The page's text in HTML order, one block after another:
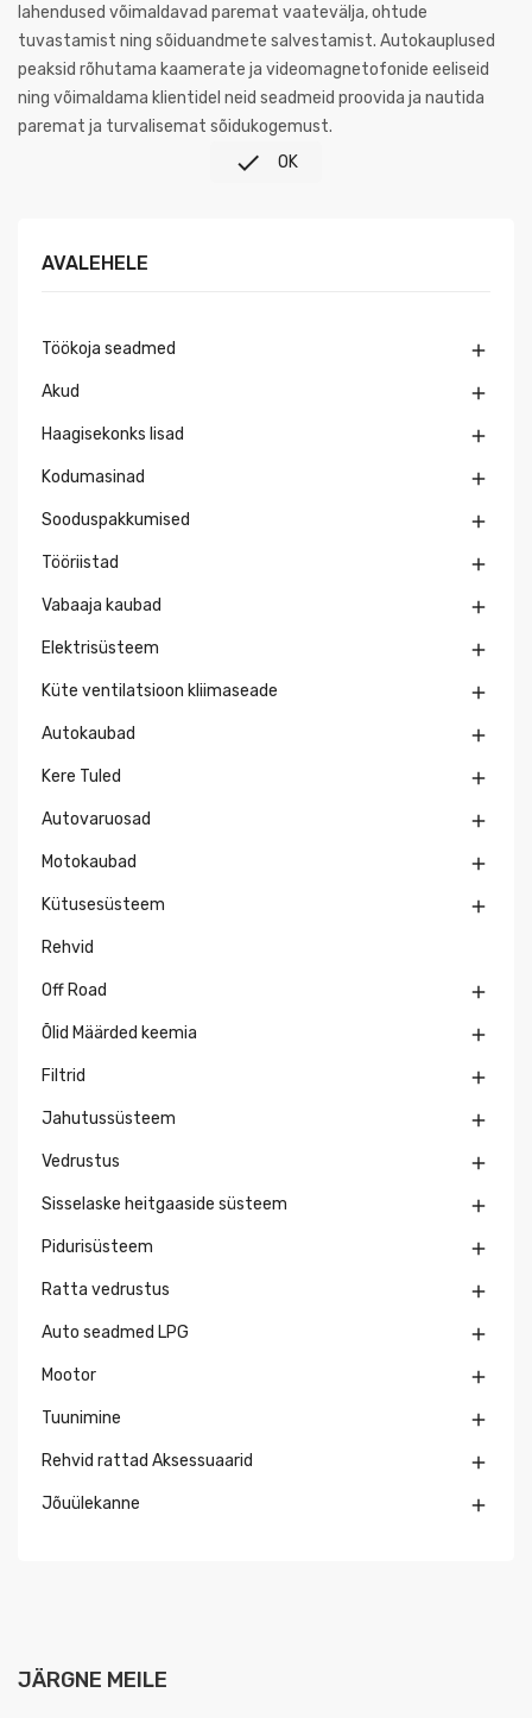
lahendused võimaldavad paremat vaatevälja, ohtude
tuvastamist ning sõiduandmete salvestamist. Autokauplused
peaksid rõhutama kaamerate ja videomagnetofonide eeliseid
ning võimaldama klientidel neid seadmeid proovida ja nautida
paremat ja turvalisemat sõidukogemust.
 OK
AVALEHELE
Töökoja seadmed 
Akud 
Haagisekonks lisad 
Kodumasinad 
Sooduspakkumised 
Tööriistad 
Vabaaja kaubad 
Elektrisüsteem 
Küte ventilatsioon kliimaseade 
Autokaubad 
Kere Tuled 
Autovaruosad 
Motokaubad 
Kütusesüsteem 
Rehvid
Off Road 
Õlid Määrded keemia 
Filtrid 
Jahutussüsteem 
Vedrustus 
Sisselaske heitgaaside süsteem 
Pidurisüsteem 
Ratta vedrustus 
Auto seadmed LPG 
Mootor 
Tuunimine 
Rehvid rattad Aksessuaarid 
Jõuülekanne 
JÄRGNE MEILE